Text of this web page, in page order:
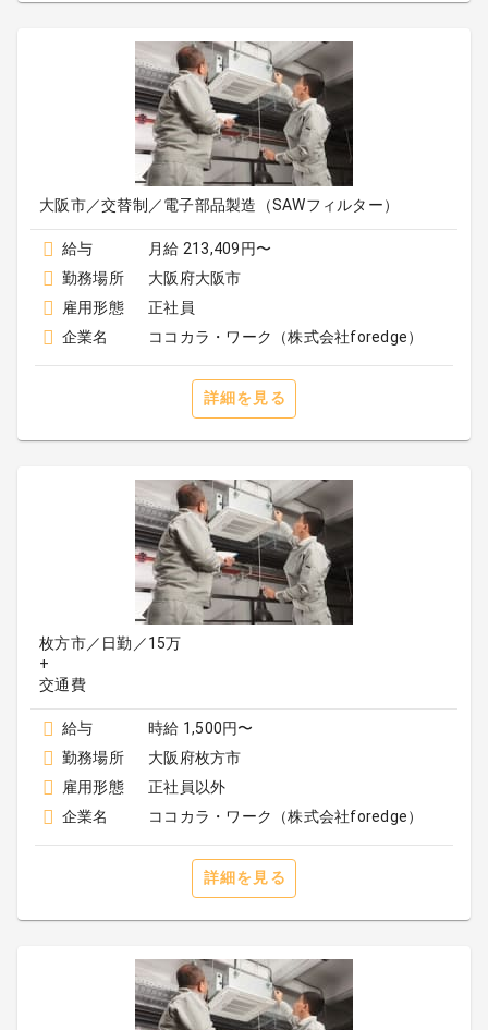
大阪市／交替制／電子部品製造（SAWフィルター）
給与
月給 213,409円〜
勤務場所
大阪府大阪市
雇用形態
正社員
企業名
ココカラ・ワーク（株式会社foredge）
詳細を見る
枚方市／日勤／15万
+
交通費
給与
時給 1,500円〜
勤務場所
大阪府枚方市
雇用形態
正社員以外
企業名
ココカラ・ワーク（株式会社foredge）
詳細を見る